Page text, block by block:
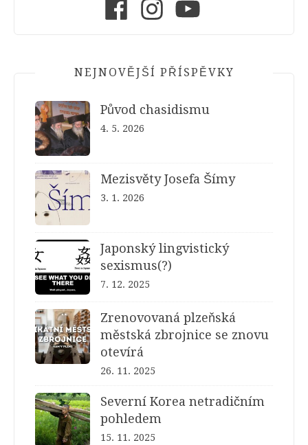
NEJNOVĚJŠÍ PŘÍSPĚVKY
Původ chasidismu
4. 5. 2026
Mezisvěty Josefa Šímy
3. 1. 2026
Japonský lingvistický
sexismus(?)
7. 12. 2025
Zrenovovaná plzeňská
městská zbrojnice se znovu
otevírá
26. 11. 2025
Severní Korea netradičním
pohledem
15. 11. 2025